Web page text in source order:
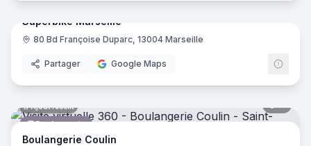
Concessionnaire de motos
Superbike Marseille
80 Bd Françoise Duparc, 13004 Marseille
Partager Google Maps
Boulangerie
Ajout récent
Boulangerie Coulin